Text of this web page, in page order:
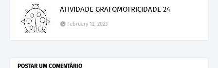
ATIVIDADE GRAFOMOTRICIDADE 24
February 12, 2023
POSTAR UM COMENTÁRIO